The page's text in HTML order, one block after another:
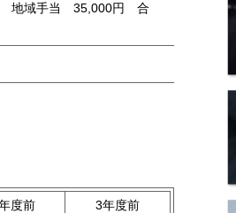
地域手当 35,000円 合
度前
3年度前